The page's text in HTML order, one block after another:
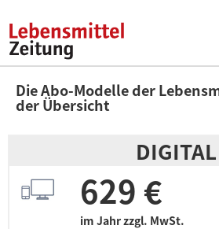
Die Abo-Modelle der
der Übersicht
DIGITAL
629 €
im Jahr zzgl. MwSt.